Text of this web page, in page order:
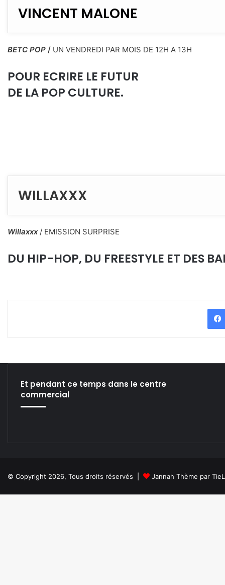
VINCENT MALONE
BETC POP / UN VENDREDI PAR MOIS DE 12H A 13H
POUR ECRIRE LE FUTUR
DE LA POP CULTURE.
WILLAXXX
Willaxxx / EMISSION SURPRISE
DU HIP-HOP, DU FREESTYLE ET DES
Et pendant ce temps dans le centre
commercial
© Copyright 2026, Tous droits réservés | Jannah Thème par